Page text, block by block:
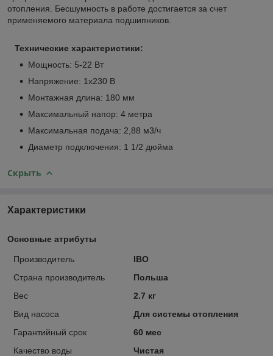
отопления. Бесшумность в работе достигается за счет
применяемого материала подшипников.
Технические характеристики:
Мощность: 5-22 Вт
Напряжение: 1х230 В
Монтажная длина: 180 мм
Максимальный напор: 4 метра
Максимальная подача: 2,88 м3/ч
Диаметр подключения: 1 1/2 дюйма
Скрыть
Характеристики
Основные атрибуты
Производитель
IBO
Страна производитель
Польша
Вес
2.7 кг
Вид насоса
Для системы отопления
Гарантийный срок
60 мес
Качество воды
Чистая